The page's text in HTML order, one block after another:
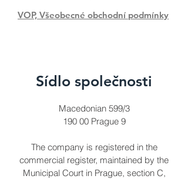
VOP, Všeobecné obchodní podmínky
Sídlo společnosti
Macedonian 599/3
190 00 Prague 9
The company is registered in the
commercial register, maintained by the
Municipal Court in Prague, section C,